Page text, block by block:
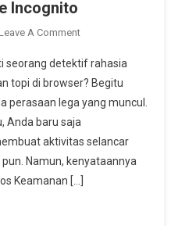
Incognito
A CommentOn
Keamanan
Mode
Incognito
seorang detektif rahasia
topi di browser? Begitu
perasaan lega yang muncul.
Anda baru saja
aktivitas selancar
Namun, kenyataannya
Keamanan […]